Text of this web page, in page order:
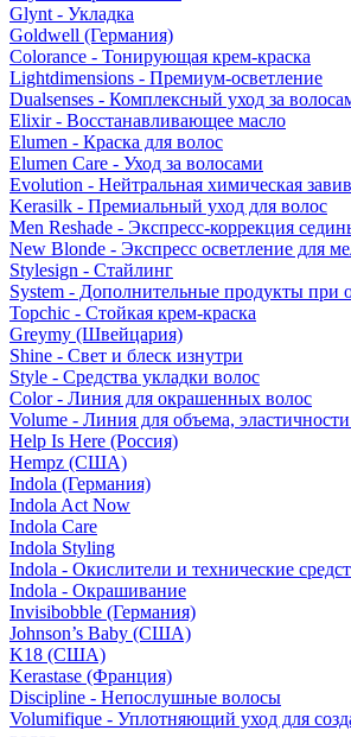
Glynt - Укладка
Goldwell (Германия)
Colorance - Тонирующая крем-краска
Lightdimensions - Премиум-осветление
Dualsenses - Комплексный уход за
Elixir - Восстанавливающее масло
Elumen - Краска для волос
Elumen Care - Уход за волосами
Evolution - Нейтральная химическая
Kerasilk - Премиальный уход для волос
Men Reshade - Экспресс-коррекция
New Blonde - Экспресс осветление для
Stylesign - Стайлинг
System - Дополнительные продукты при
Topchic - Стойкая крем-краска
Greymy (Швейцария)
Shine - Свет и блеск изнутри
Style - Средства укладки волос
Color - Линия для окрашенных волос
Volume - Линия для объема,
Help Is Here (Россия)
Hempz (США)
Indola (Германия)
Indola Act Now
Indola Care
Indola Styling
Indola - Окислители и технические
Indola - Окрашивание
Invisibobble (Германия)
Johnson’s Baby (США)
K18 (США)
Kerastase (Франция)
Discipline - Непослушные волосы
Volumifique - Уплотняющий уход для